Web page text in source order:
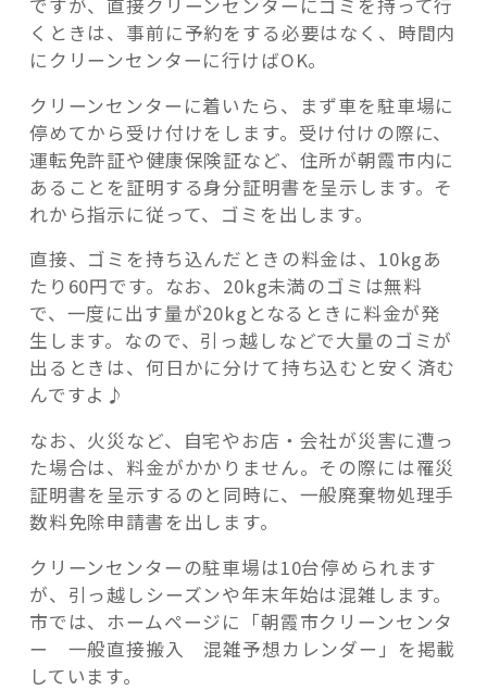
ですが、直接クリーンセンターにゴミを持って行
くときは、事前に予約をする必要はなく、時間内
にクリーンセンターに行けばOK。
クリーンセンターに着いたら、まず車を駐車場に
停めてから受け付けをします。受け付けの際に、
運転免許証や健康保険証など、住所が朝霞市内に
あることを証明する身分証明書を呈示します。そ
れから指示に従って、ゴミを出します。
直接、ゴミを持ち込んだときの料金は、10kgあ
たり60円です。なお、20kg未満のゴミは無料
で、一度に出す量が20kgとなるときに料金が発
生します。なので、引っ越しなどで大量のゴミが
出るときは、何日かに分けて持ち込むと安く済む
んですよ♪
なお、火災など、自宅やお店・会社が災害に遭っ
た場合は、料金がかかりません。その際には罹災
証明書を呈示するのと同時に、一般廃棄物処理手
数料免除申請書を出します。
クリーンセンターの駐車場は10台停められます
が、引っ越しシーズンや年末年始は混雑します。
市では、ホームページに「朝霞市クリーンセンタ
ー 一般直接搬入 混雑予想カレンダー」を掲載
しています。